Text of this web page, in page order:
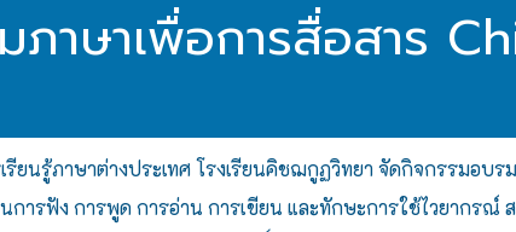
ภาษาเพื่อการสื่อสาร
ยนรู้ภาษาต่างประเทศ โรงเรียนคิชฌกูฏวิทยา จัดกิจกรรมอบร
ารฟัง การพูด การอ่าน การเขียน และทักษะการใช้ไวยากรณ์